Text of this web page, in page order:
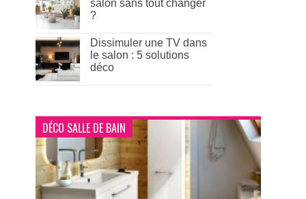
salon sans tout changer
?
Dissimuler une TV dans
le salon : 5 solutions
déco
DÉCO SALLE DE BAIN